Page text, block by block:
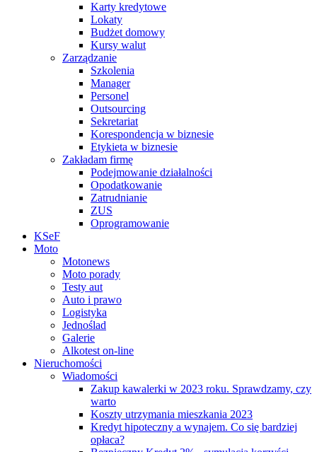
Karty kredytowe
Lokaty
Budżet domowy
Kursy walut
Zarządzanie
Szkolenia
Manager
Personel
Outsourcing
Sekretariat
Korespondencja w biznesie
Etykieta w biznesie
Zakładam firmę
Podejmowanie działalności
Opodatkowanie
Zatrudnianie
ZUS
Oprogramowanie
KSeF
Moto
Motonews
Moto porady
Testy aut
Auto i prawo
Logistyka
Jednoślad
Galerie
Alkotest on-line
Nieruchomości
Wiadomości
Zakup kawalerki w 2023 roku. Sprawdzamy, czy
warto
Koszty utrzymania mieszkania 2023
Kredyt hipoteczny a wynajem. Co się bardziej
opłaca?